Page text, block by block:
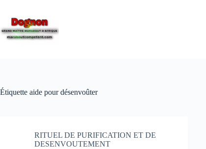
Étiquette aide pour désenvoûter
RITUEL DE PURIFICATION ET DE
DESENVOUTEMENT